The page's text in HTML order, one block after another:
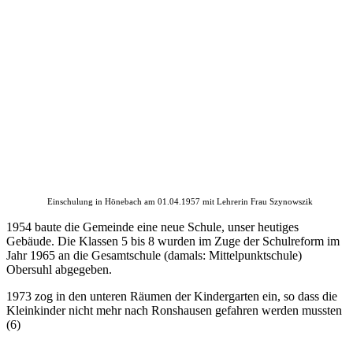
Einschulung in Hönebach am 01.04.1957 mit Lehrerin Frau Szynowszik
1954 baute die Gemeinde eine neue Schule, unser heutiges
Gebäude. Die Klassen 5 bis 8 wurden im Zuge der Schulreform im
Jahr 1965 an die Gesamtschule (damals: Mittelpunktschule)
Obersuhl abgegeben.
1973 zog in den unteren Räumen der Kindergarten ein, so dass die
Kleinkinder nicht mehr nach Ronshausen gefahren werden mussten
(6)